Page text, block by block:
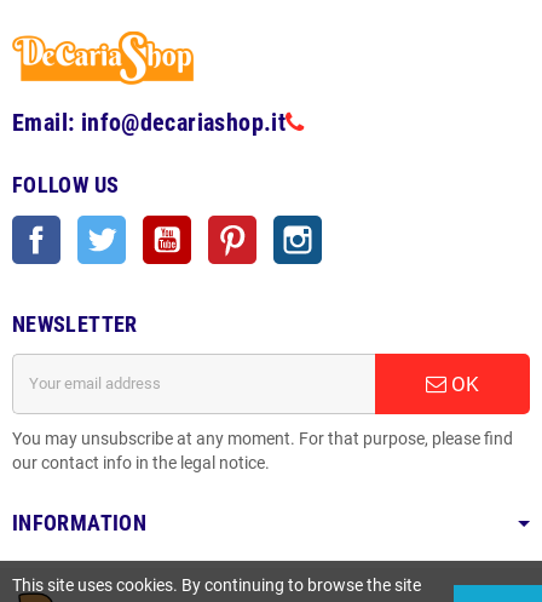
Email: info@decariashop.it
FOLLOW US
Facebook Twitter YouTube Pinterest
NEWSLETTER
OK
You may unsubscribe at any moment. For that purpose, please find
our contact info in the legal notice.
INFORMATION
This site uses cookies. By continuing to browse the site